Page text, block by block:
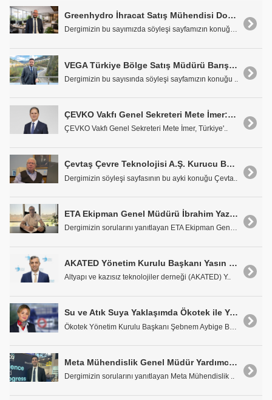
Greenhydro İhracat Satış Mühendisi Doğu Keleş: "Altyapıda Entegre Çözümlerle Güvenli Hatlar İnşa Ediyoruz"
Dergimizin bu sayımızda söyleşi sayfamızın konuğu ..
VEGA Türkiye Bölge Satış Müdürü Barış İriilter: "Seviye ve Basınç Ölçüm Teknolojilerinde Liderliği Hedefliyoruz"
Dergimizin bu sayısında söyleşi sayfamızın konuğu ..
ÇEVKO Vakfı Genel Sekreteri Mete İmer: "GÜS Modeli Yeniden Hayata Geçirilmeli"
ÇEVKO Vakfı Genel Sekreteri Mete İmer, Türkiye'..
Çevtaş Çevre Teknolojisi A.Ş. Kurucu Başkanı Selahattin Okumuş: "Arıtma Tesislerinin Modernizasyonu Öncelikli Konumuz"
Dergimizin söyleşi sayfasının bu ayki konuğu Çevta..
ETA Ekipman Genel Müdürü İbrahim Yazıcı: "Yarının Beklentilerini Karşılayacak Teknolojiler için çalışıyoruz"
Dergimizin sorularını yanıtlayan ETA Ekipman Genel..
AKATED Yönetim Kurulu Başkanı Yasın Torun: "Avrasya Su Fuarı: Suyun Geleceği için Teknoloji ve Bilgi Buluşması"
Altyapı ve kazısız teknolojiler derneği (AKATED) Y..
Su ve Atık Suya Yaklaşımda Ökotek ile Yeni Perspektifler
Meta Mühendislik Genel Müdür Yardımcısı Taylan Berke Yıldız: "Kaliteden Çok Fiyat Odaklı Satın Alma Yapılıyor"
Dergimizin sorularını yanıtlayan Meta Mühendislik ..